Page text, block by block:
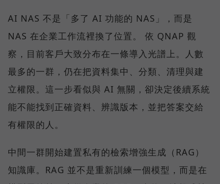
AI NAS 不是「多了 AI 功能的 NAS」，而是
NAS 在企業工作流裡換了位置。 依 QNAP 觀
察，目前客戶大致分布在一條導入光譜上。人數
最多的一群，仍在把資料集中、分類、清理與建
立權限。這一步看似與 AI 無關，卻決定後續系統
能不能找到正確資料、辨識版本，並把答案交給
有權限的人。
中間一群開始建置私有的檢索增強生成（RAG）
知識庫。RAG 並不是重新訓練一個模型，而是在